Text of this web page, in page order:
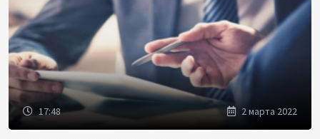
17:48 2 марта 2022